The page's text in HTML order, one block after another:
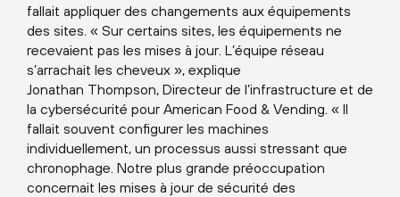
fallait appliquer des changements aux équipements
des sites. « Sur certains sites, les équipements ne
recevaient pas les mises à jour. L’équipe réseau
s’arrachait les cheveux », explique
Jonathan Thompson, Directeur de l’infrastructure et de
la cybersécurité pour American Food & Vending. « Il
fallait souvent configurer les machines
individuellement, un processus aussi stressant que
chronophage. Notre plus grande préoccupation
concernait les mises à jour de sécurité des